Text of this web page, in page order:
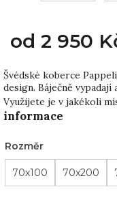
od 2 950
Švédské koberce
design. Báječně
Využijete je v jakékoli
informace
Rozměr
70x100 70x200